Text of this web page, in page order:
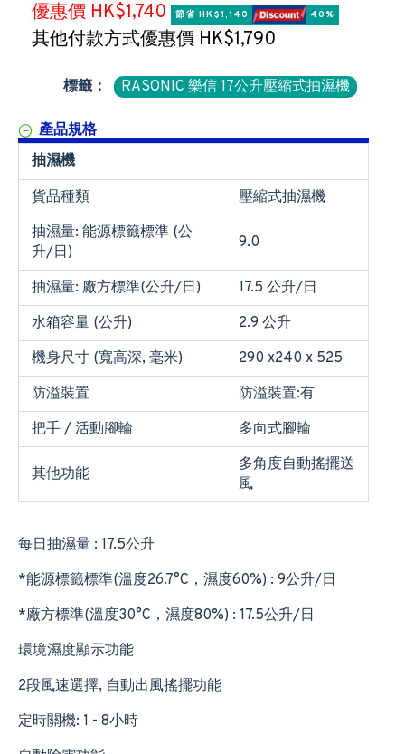
優惠價 HK$1,740 節省 HK$1,140 40%
其他付款方式優惠價 HK$1,790
標籤： RASONIC 樂信 17公升壓縮式抽濕機
產品規格
抽濕機
貨品種類
壓縮式抽濕機
抽濕量: 能源標籤標準 (公
升/日)
9.0
抽濕量: 廠方標準(公升/日)
17.5 公升/日
水箱容量 (公升)
2.9 公升
機身尺寸 (寬高深, 毫米)
290 x240 x 525
防溢裝置
防溢裝置:有
把手 / 活動腳輪
多向式腳輪
其他功能
多角度自動搖擺送
風
每日抽濕量 : 17.5公升
*能源標籤標準(溫度26.7°C，濕度60%) : 9公升/日
*廠方標準(溫度30°C，濕度80%) : 17.5公升/日
環境濕度顯示功能
2段風速選擇, 自動出風搖擺功能
定時關機: 1 - 8小時